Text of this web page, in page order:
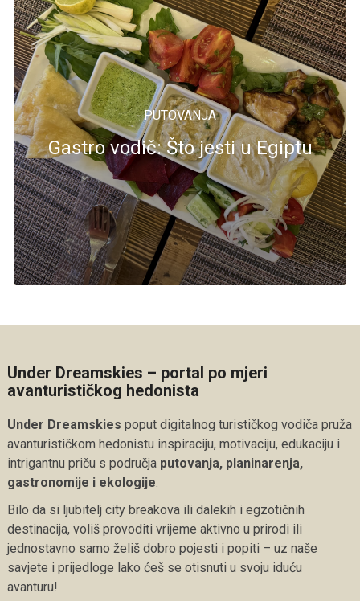
PUTOVANJA
Gastro vodič: Što jesti u Egiptu
Under Dreamskies – portal po mjeri
avanturističkog hedonista
Under Dreamskies poput digitalnog turističkog vodiča pruža
avanturističkom hedonistu inspiraciju, motivaciju, edukaciju i
intrigantnu priču s područja putovanja, planinarenja,
gastronomije i ekologije
Bilo da si ljubitelj city breakova ili dalekih i egzotičnih
destinacija, voliš provoditi vrijeme aktivno u prirodi ili
jednostavno samo želiš dobro pojesti i popiti – uz naše
savjete i prijedloge lako ćeš se otisnuti u svoju iduću
avanturu!